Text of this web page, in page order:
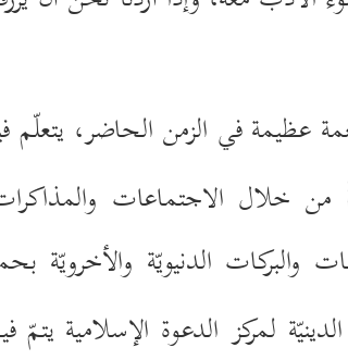
عظيمةفي الزمن الحاضر، يتعلّم
من خلال الاجتماعات
الدنيويّة والأخرويّة
لمركز الدعوة الإسلامية